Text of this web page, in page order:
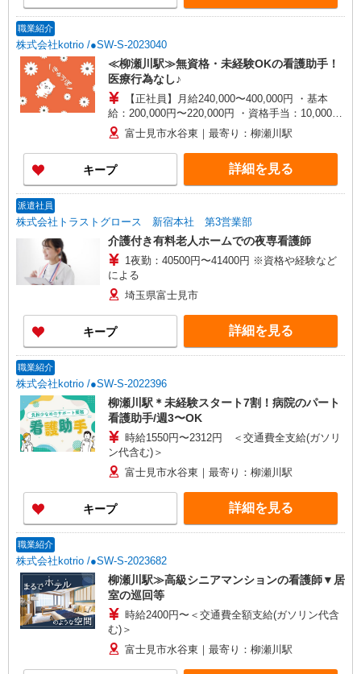
職業紹介
株式会社kotrio /●SW-S-2023040
≪柳瀬川駅≫無資格・未経験OKの看護助手！
医療行為なし♪
【正社員】月給240,000〜400,000円 ・基本
給：200,000円〜220,000円 ・資格手当：10,000〜
30,000円 ・役職手当：10,000〜70,000円 ・処遇改
善手当：20,000〜60,000円（勤続年数、保有資格
により変動） ・固定残業手当：20,000円（10時
間） ※固定残業時間を超過する場合には超過勤務
手当として別途支給 ・夜勤手当：10,000円/1回
歓迎 ・認知症介護基礎研修 ・初任者研修 ・実務
者研修 ・介護福祉士 など
富士見市水谷東｜最寄り：柳瀬川駅
キープ 詳細を見る
派遣社員
株式会社トラストグロース 新宿本社 第3営業部
介護付き有料老人ホームでの夜専看護師
1夜勤：40500円〜41400円 ※資格や経験など
による
埼玉県富士見市
キープ 詳細を見る
職業紹介
株式会社kotrio /●SW-S-2022396
柳瀬川駅＊未経験スタート7割！病院のパート
看護助手/週3〜OK
時給1550円〜2312円 ＜交通費全支給(ガソリ
ン代含む)＞
富士見市水谷東｜最寄り：柳瀬川駅
キープ 詳細を見る
職業紹介
株式会社kotrio /●SW-S-2023682
柳瀬川駅≫高級シニアマンションの看護師▼居
室の巡回等
時給2400円〜＜交通費全額支給(ガソリン代含
む)＞
富士見市水谷東｜最寄り：柳瀬川駅